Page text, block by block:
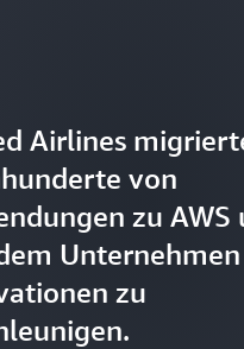
Airlines
von
zu AWS
Unternehmen
zu